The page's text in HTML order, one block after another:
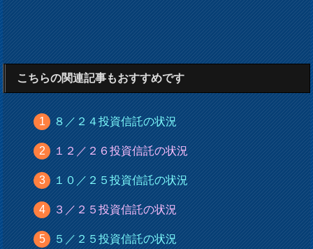
こちらの関連記事もおすすめです
８／２４投資信託の状況
１２／２６投資信託の状況
１０／２５投資信託の状況
３／２５投資信託の状況
５／２５投資信託の状況